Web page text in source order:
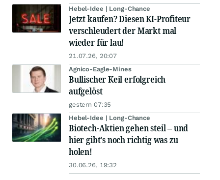
Hebel-Idee | Long-Chance
Jetzt kaufen? Diesen KI-Profiteur
verschleudert der Markt mal
wieder für lau!
21.07.26, 20:07
Agnico-Eagle-Mines
Bullischer Keil erfolgreich
aufgelöst
gestern 07:35
Hebel-Idee | Long-Chance
Biotech-Aktien gehen steil – und
hier gibt's noch richtig was zu
holen!
30.06.26, 19:32